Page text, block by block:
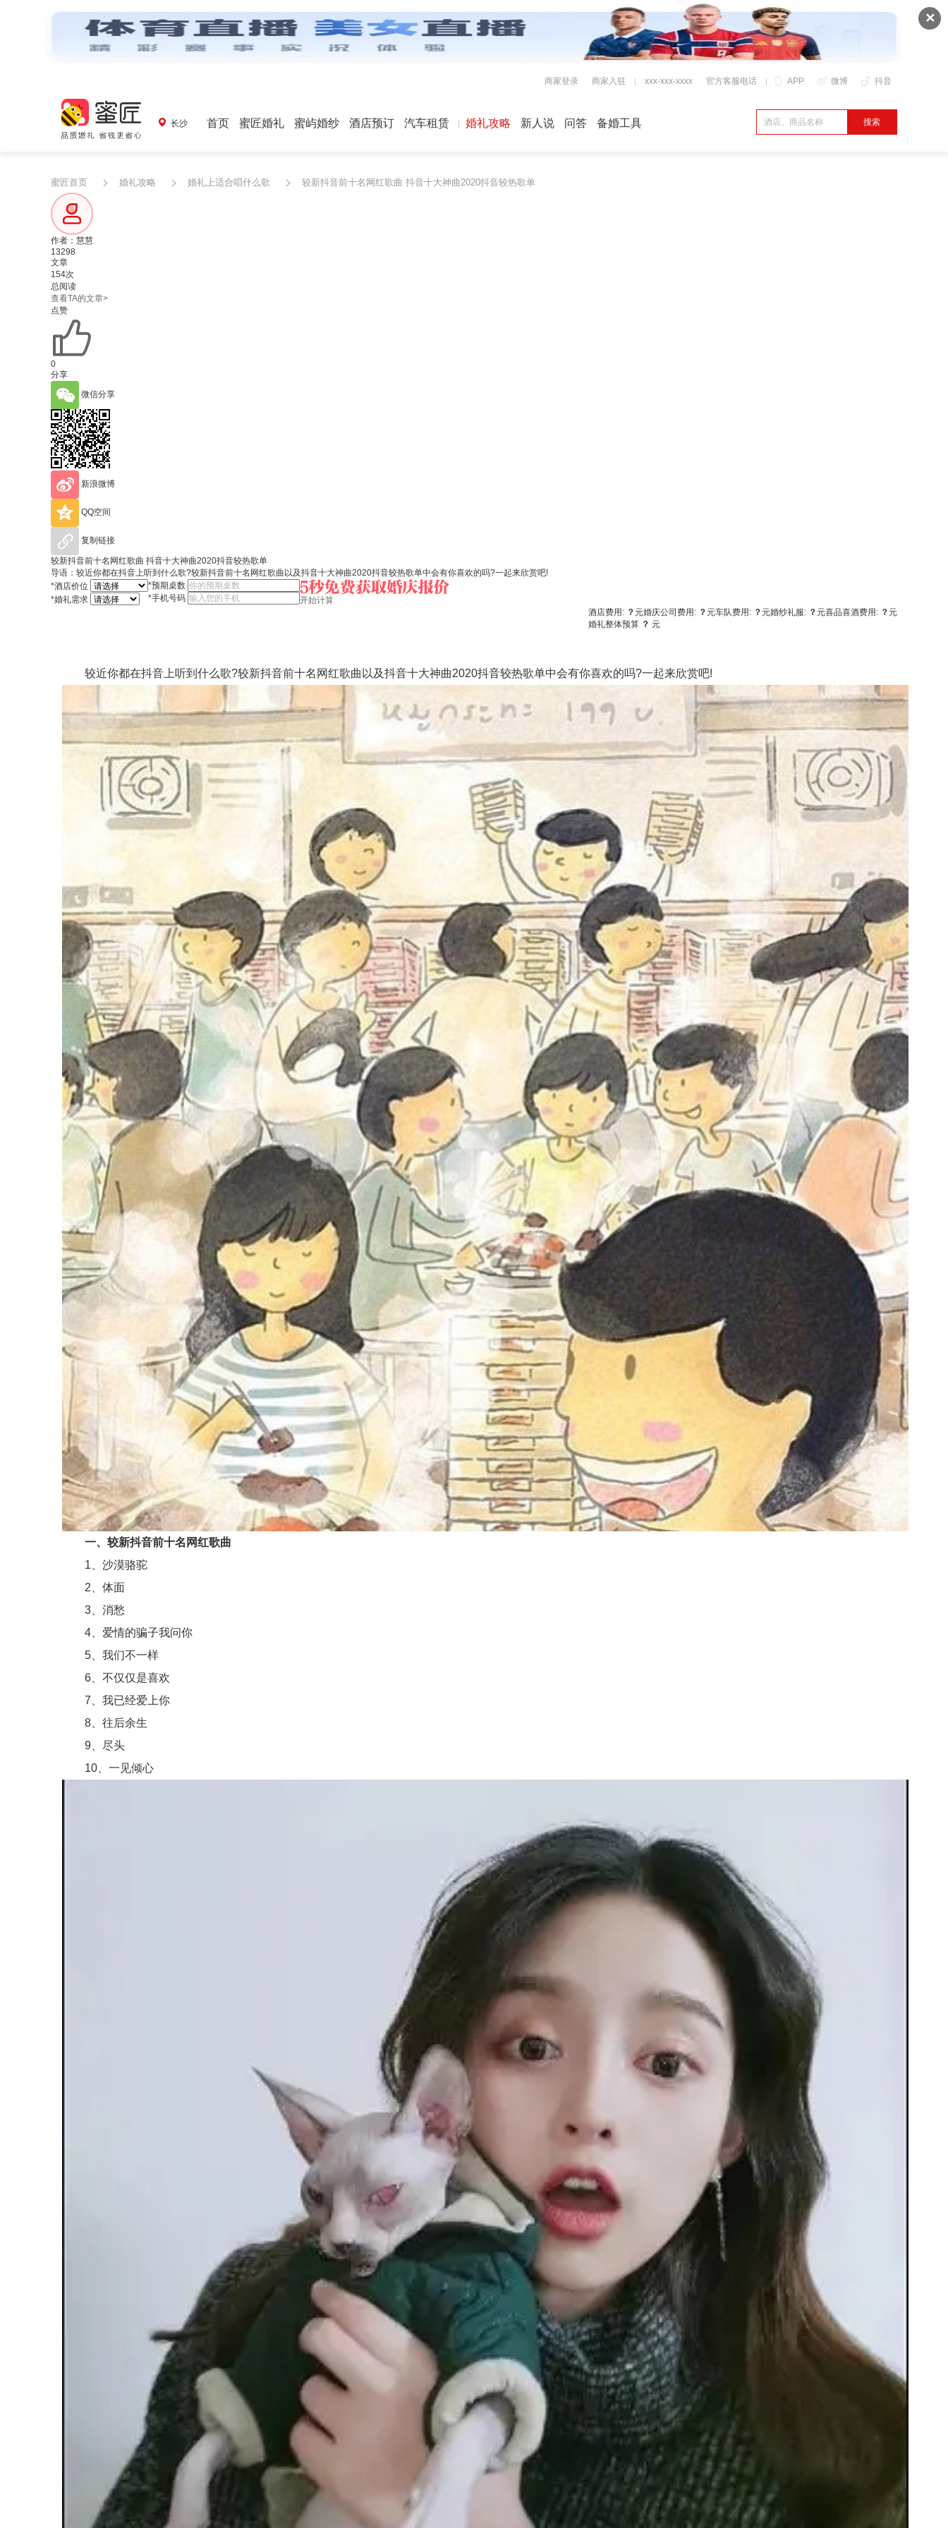
✕
APP 微博 抖音
商家登录 商家入驻 xxx-xxx-xxxx 官方客服电话
长沙 首页 蜜匠婚礼 蜜屿婚纱 酒店预订 汽车租赁 婚礼攻略 新人说 问答 备婚工具
蜜匠首页 婚礼攻略 婚礼上适合唱什么歌 较新抖音前十名网红歌曲 抖音十大神曲2020抖音较热歌单
作者：慧慧
13298
文章
154次
总阅读
查看TA的文章>
点赞
0
分享
微信分享
新浪微博
QQ空间
复制链接
较新抖音前十名网红歌曲 抖音十大神曲2020抖音较热歌单
导语：较近你都在抖音上听到什么歌?较新抖音前十名网红歌曲以及抖音十大神曲2020抖音较热歌单中会有你喜欢的吗?一起来欣赏吧!
*酒店价位
*婚礼需求
*预期桌数
*手机号码
开始计算
酒店费用: ？元婚庆公司费用: ？元车队费用: ？元婚纱礼服: ？元喜品喜酒费用: ？元
婚礼整体预算 ？ 元
较近你都在抖音上听到什么歌?较新抖音前十名网红歌曲以及抖音十大神曲2020抖音较热歌单中会有你喜欢的吗?一起来欣赏吧!
一、较新抖音前十名网红歌曲
1、沙漠骆驼
2、体面
3、消愁
4、爱情的骗子我问你
5、我们不一样
6、不仅仅是喜欢
7、我已经爱上你
8、往后余生
9、尽头
10、一见倾心